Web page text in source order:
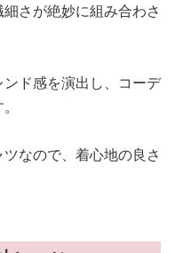
さが絶妙に組み合わさ
ド感を演出し、コーデ
なので、着心地の良さ